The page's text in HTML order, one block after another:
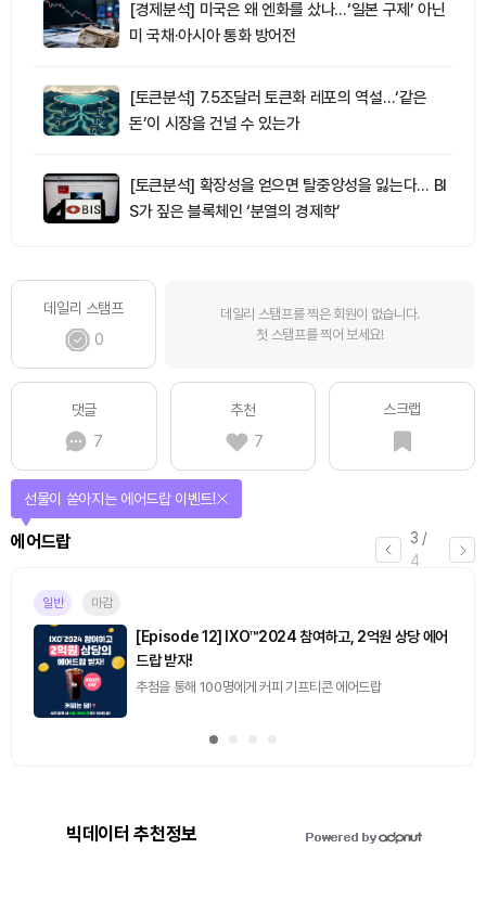
[경제분석] 미국은 왜 엔화를 샀나…‘일본 구제’ 아닌
미 국채·아시아 통화 방어전
[토큰분석] 7.5조달러 토큰화 레포의 역설…‘같은
돈’이 시장을 건널 수 있는가
[토큰분석] 확장성을 얻으면 탈중앙성을 잃는다… BI
S가 짚은 블록체인 ‘분열의 경제학’
데일리 스탬프
0
데일리 스탬프를 찍은 회원이 없습니다.
첫 스탬프를 찍어 보세요!
댓글
7
추천
7
스크랩
3 /
4
에어드랍
선물이 쏟아지는 에어드랍 이벤트!
일반 마감
[Episode 12] IXO™2024 참여하고, 2억원 상당 에어
드랍 받자!
추첨을 통해 100명에게 커피 기프티콘 에어드랍
빅데이터 추천정보